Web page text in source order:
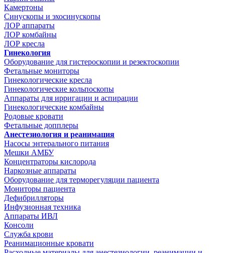
Камертоны
Синускопы и эхосинускопы
ЛОР аппараты
ЛОР комбайны
ЛОР кресла
Гинекология
Оборудование для гистероскопии и резектоскопии
Фетальные мониторы
Гинекологические кресла
Гинекологические кольпоскопы
Аппараты для ирригации и аспирации
Гинекологические комбайны
Родовые кровати
Фетальные допплеры
Анестезиология и реанимация
Насосы энтерального питания
Мешки АМБУ
Концентраторы кислорода
Наркозные аппараты
Оборудование для терморегуляции пациента
Мониторы пациента
Дефибрилляторы
Инфузионная техника
Аппараты ИВЛ
Консоли
Служба крови
Реанимационные кровати